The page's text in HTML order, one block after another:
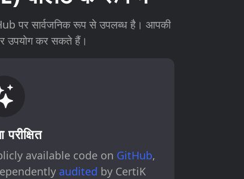
पर सार्वजनिक रूप से उपलब्ध है। आपकी
उपयोग कर सकते हैं।
available code on GitHub,
audited by CertiK